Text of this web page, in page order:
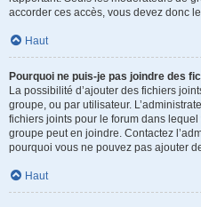
accorder ces accès, vous devez donc
Haut
Pourquoi ne puis-je pas joindre des
La possibilité d’ajouter des fichiers
groupe, ou par utilisateur.
fichiers joints pour le forum dans
groupe peut en joindre. Contactez
pourquoi vous ne pouvez pas ajouter
Haut